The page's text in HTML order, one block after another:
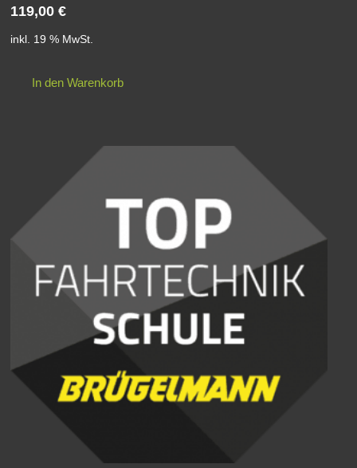
119,00 €
inkl. 19 % MwSt.
In den Warenkorb